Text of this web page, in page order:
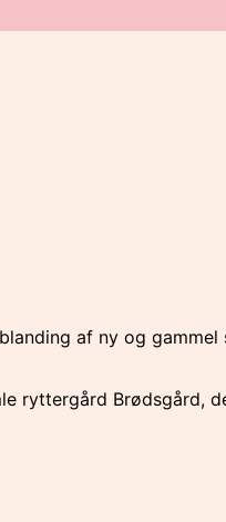
af ny og
ryttergård Brødsgård,